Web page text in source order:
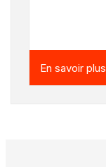
En savoir plus